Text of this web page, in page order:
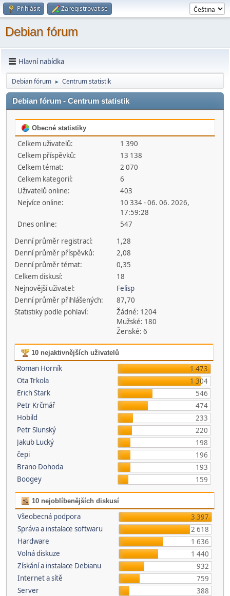
Přihlásit Zaregistrovat se
Debian fórum
Hlavní nabídka
Debian fórum ► Centrum statistik
Debian fórum - Centrum statistik
Obecné statistiky
Celkem uživatelů:
1 390
Celkem příspěvků:
13 138
Celkem témat:
2 070
Celkem kategorií:
6
Uživatelů online:
403
Nejvíce online:
10 334 - 06. 06. 2026,
17:59:28
Dnes online:
547
Denní průměr registrací:
1,28
Denní průměr příspěvků:
2,08
Denní průměr témat:
0,35
Celkem diskusí:
18
Nejnovější uživatel:
Felisp
Denní průměr přihlášených:
87,70
Statistiky podle pohlaví:
Žádné: 1204
Mužské: 180
Ženské: 6
10 nejaktivnějších uživatelů
Roman Horník
1 473
Ota Trkola
1 304
Erich Stark
546
Petr Krčmář
474
Hobild
233
Petr Slunský
220
Jakub Lucký
198
čepi
196
Brano Dohoda
193
Boogey
159
10 nejoblíbenějších diskusí
Všeobecná podpora
3 397
Správa a instalace softwaru
2 618
Hardware
1 636
Volná diskuze
1 440
Získání a instalace Debianu
932
Internet a sítě
759
Server
388